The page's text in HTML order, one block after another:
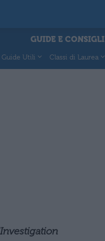
GUIDE E CONSIGLI
Guide Utili Classi di Laurea